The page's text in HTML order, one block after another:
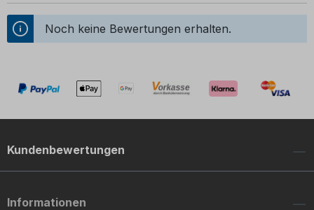
Noch keine Bewertungen erhalten.
Kundenbewertungen
Informationen